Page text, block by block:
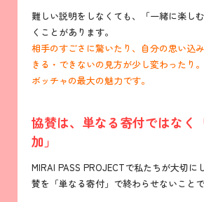
難しい説明をしなくても、「一緒に楽し
くことがあります。
相手のすごさに驚いたり、自分の思い込
きる・できないの見方が少し変わったり
ボッチャの最大の魅力です。
協賛は、単なる寄付ではなく
加」
MIRAI PASS PROJECTで私たちが大切に
賛を「単なる寄付」で終わらせないことで